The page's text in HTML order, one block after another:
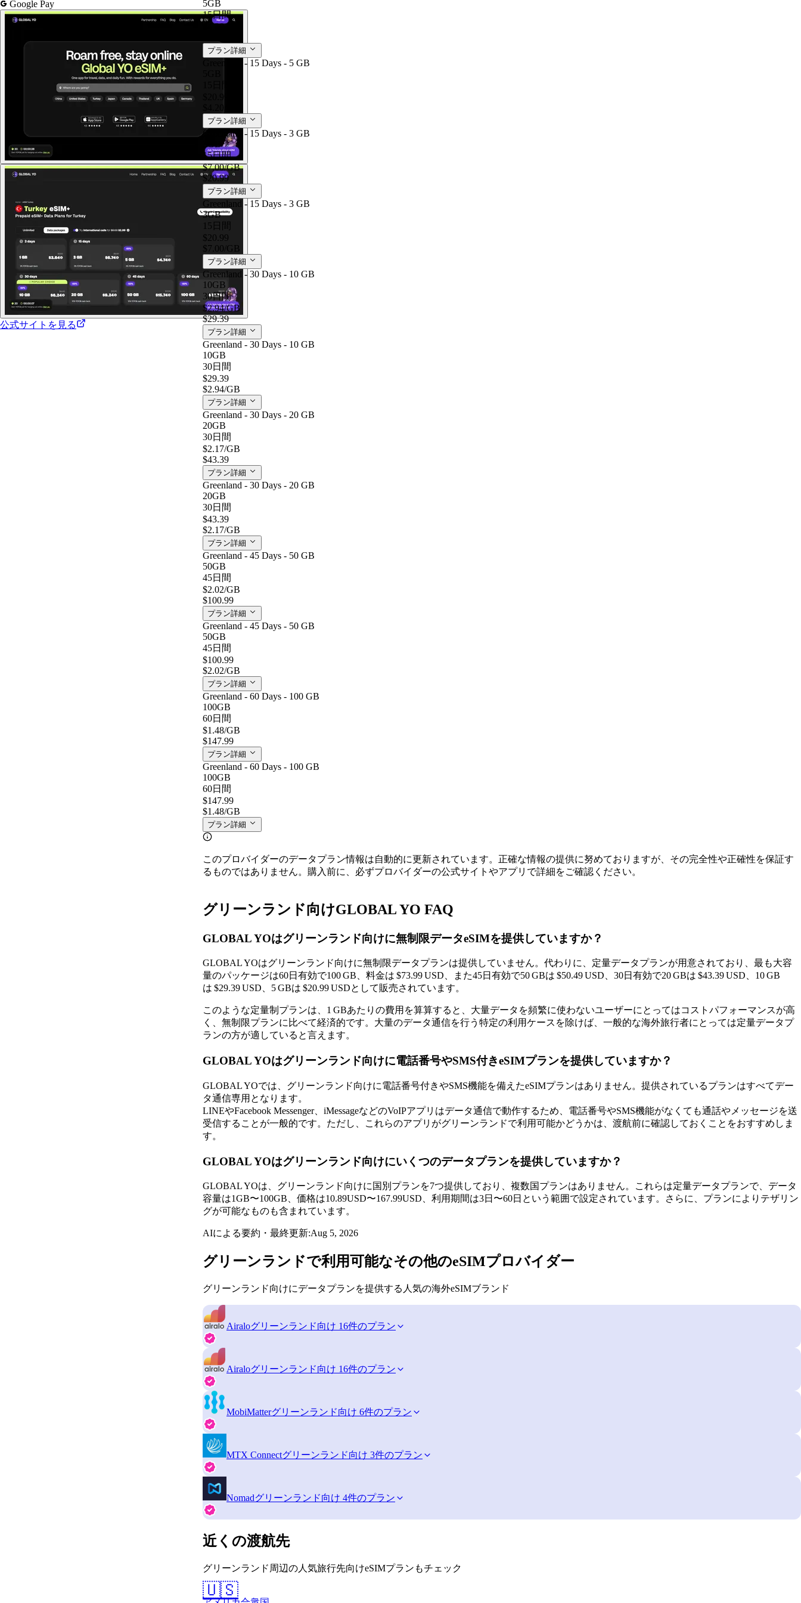
Google Pay
公式サイトを見る
5GB
15日間
$4.20/GB
プラン詳細
Greenland - 15 Days - 5 GB
プラン詳細
Greenland - 15 Days - 3 GB
3GB
15日間
$7.00/GB
$20.99
プラン詳細
Greenland - 15 Days - 3 GB
3GB
15日間
$20.99
$7.00 /GB
プラン詳細
Greenland - 30 Days - 10 GB
10GB
30日間
$2.94/GB
$29.39
プラン詳細
Greenland - 30 Days - 10 GB
10GB
30日間
$29.39
$2.94/GB
プラン詳細
Greenland - 30 Days - 20 GB
20GB
30日間
$2.17/GB
$43.39
プラン詳細
Greenland - 30 Days - 20 GB
20GB
30日間
$43.39
$2.17/GB
プラン詳細
Greenland - 45 Days - 50 GB
50GB
45日間
$2.02/GB
$100.99
プラン詳細
Greenland - 45 Days - 50 GB
50GB
45日間
$100.99
$2.02/GB
プラン詳細
Greenland - 60 Days - 100 GB
100GB
60日間
$1.48/GB
$147.99
プラン詳細
Greenland - 60 Days - 100 GB
100GB
60日間
$147.99
$1.48/GB
プラン詳細
このプロバイダーのデータプラン情報は自動的に更新されています。正確な情報の提供に努めておりますが、その完全性や正確性を保証す
るものではありません。購入前に、必ずプロバイダーの公式サイトやアプリで詳細をご確認ください。
グリーンランド向けGLOBAL YO FAQ
GLOBAL YOはグリーンランド向けに無制限データeSIMを提供していますか？
GLOBAL YOはグリーンランド向けに無制限データプランは提供していません。代わりに、定量データプランが用意されており、最も大容
量のパッケージは60日有効で100 GB、料金は $73.99 USD、また45日有効で50 GBは $50.49 USD、30日有効で20 GBは $43.39 USD、10 GB
は $29.39 USD、5 GBは $20.99 USDとして販売されています。
このような定量制プランは、1 GBあたりの費用を算算すると、大量データを頻繁に使わないユーザーにとってはコストパフォーマンスが高
く、無制限プランに比べて経済的です。大量のデータ通信を行う特定の利用ケースを除けば、一般的な海外旅行者にとっては定量データプ
ランの方が適していると言えます。
GLOBAL YOはグリーンランド向けに電話番号やSMS付きeSIMプランを提供していますか？
GLOBAL YOでは、グリーンランド向けに電話番号付きやSMS機能を備えたeSIMプランはありません。提供されているプランはすべてデー
タ通信専用となります。
LINEやFacebook Messenger、iMessageなどのVoIPアプリはデータ通信で動作するため、電話番号やSMS機能がなくても通話やメッセージを送
受信することが一般的です。ただし、これらのアプリがグリーンランドで利用可能かどうかは、渡航前に確認しておくことをおすすめしま
す。
GLOBAL YOはグリーンランド向けにいくつのデータプランを提供していますか？
GLOBAL YOは、グリーンランド向けに国別プランを7つ提供しており、複数国プランはありません。これらは定量データプランで、データ
容量は1GB〜100GB、価格は10.89USD〜167.99USD、利用期間は3日〜60日という範囲で設定されています。さらに、プランによりテザリン
グが可能なものも含まれています。
AIによる要約・最終更新:Aug 5, 2026
グリーンランドで利用可能なその他のeSIMプロバイダー
グリーンランド向けにデータプランを提供する人気の海外eSIMブランド
Airaloグリーンランド向け 16件のプラン
Airaloグリーンランド向け 16件のプラン
MobiMatterグリーンランド向け 6件のプラン
MTX Connectグリーンランド向け 3件のプラン
Nomadグリーンランド向け 4件のプラン
近くの渡航先
グリーンランド周辺の人気旅行先向けeSIMプランもチェック
🇺🇸